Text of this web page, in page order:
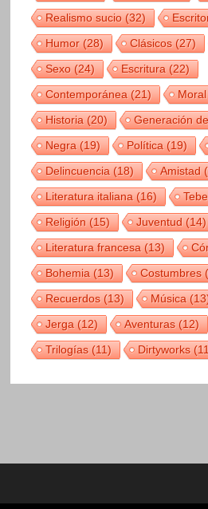
Realismo sucio(32)
Humor(28) Clásicos(27)
Sexo(24) Escritura(22)
Contemporánea(21) Moral
Historia(20) Generación
Negra(19) Política(19)
Delincuencia(18) Amistad
Literatura italiana(16)
Religión(15) Juventud(14)
Literatura francesa(13)
Bohemia(13) Costumbres
Recuerdos(13) Música
Jerga(12) Aventuras(12)
Trilogías(11) Dirtyworks